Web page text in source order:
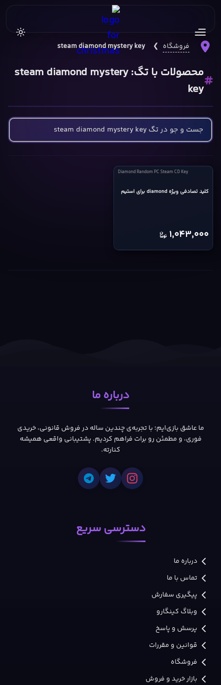
فروشگاه ❯
steam diamond mystery key
محصولات با تگ: steam diamond mystery
key
Diamond
PC
cover
Diamond Random PC Steam CD Key
کلید تصادفی ویژه diamond برای استیم
1,043,000
درباره ما
ما عاشق بازی‌ایم؛ با تجربه‌ی چندین ساله در فروش قانونی، خریدی
فوری، و مطمئن رو برات فراهم کردیم. پشتیبانی واقعی همیشه
کنارته.
دسترسی سریع
درباره ما
تماس با ما
پیگیری سفارش
وبلاگ کینگارو
پرسش و پاسخ
قوانین و مقررات
فروشگاه
بازار خرید و فروش